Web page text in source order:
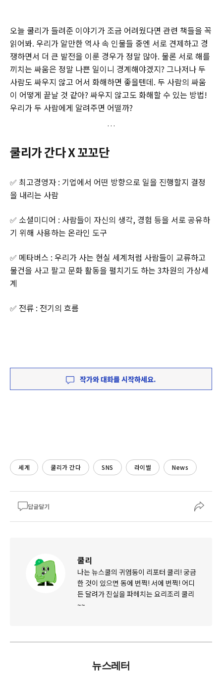
오늘 쿨리가 들려준 이야기가 조금 어려웠다면 관련 책들을 꼭
읽어봐. 우리가 알만한 역사 속 인물들 중엔 서로 견제하고 경
쟁하면서 더 큰 발전을 이룬 경우가 정말 많아. 물론 서로 해를
끼치는 싸움은 정말 나쁜 일이니 경계해야겠지? 그나저나 두
사람도 싸우지 않고 어서 화해하면 좋을텐데. 두 사람의 싸움
이 어떻게 끝날 것 같아? 싸우지 않고도 화해할 수 있는 방법!
우리가 두 사람에게 알려주면 어떨까?‌
‌쿨리가 간다 X 꼬꼬단
✅ 최고경영자 : 기업에서 어떤 방향으로 일을 진행할지 결정
을 내리는 사람
✅ 소셜미디어 : 사람들이 자신의 생각, 경험 등을 서로 공유하
기 위해 사용하는 온라인 도구
✅ 메타버스 : 우리가 사는 현실 세계처럼 사람들이 교류하고
물건을 사고 팔고 문화 활동을 펼치기도 하는 3차원의 가상세
계
✅ 전류 : 전기의 흐름
작가와 대화를 시작하세요.
세계 쿨리가 간다 SNS 라이벌 News
답글달기
쿨리
나는 뉴스쿨의 귀염둥이 리포터 쿨리! 궁금
한 것이 있으면 동에 번쩍! 서에 번쩍! 어디
든 달려가 진실을 파헤치는 요리조리 쿨리
~~
뉴스레터